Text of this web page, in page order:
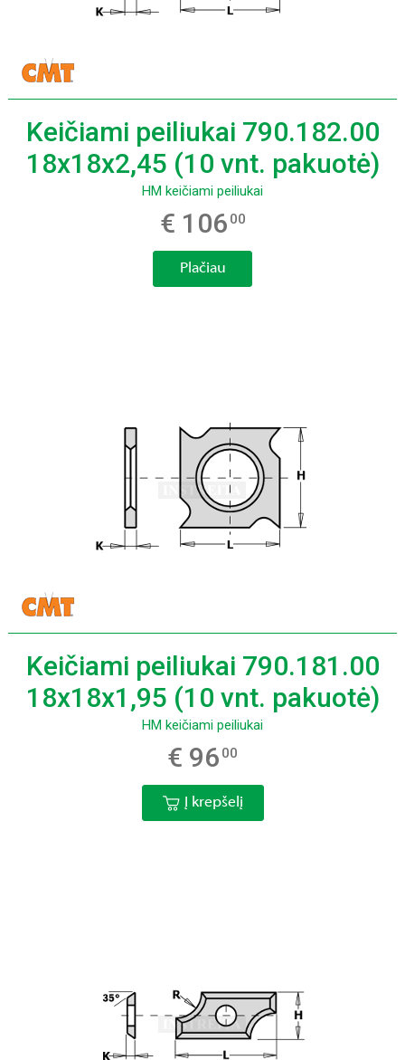
Keičiami peiliukai 790.182.00
18x18x2,45 (10 vnt. pakuotė)
HM keičiami peiliukai
€ 106 00
Plačiau
Keičiami peiliukai 790.181.00
18x18x1,95 (10 vnt. pakuotė)
HM keičiami peiliukai
€ 96 00
Į krepšelį